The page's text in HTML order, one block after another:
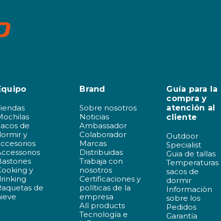
de
y
y
de
Brand
Sobre nosotros
Noticias
Ambassador
Colaborador
Marcas
Distribuidas
Trabaja con
nosotros
Certificaciones y
políticas de la
empresa
All products
Tecnología e
Guía para la
compra y
atención al
cliente
Outdoor
Specialist
Guia de tallas
Temperaturas
sacos de
dormir
Informaciòn
sobre los
Pedidos
Garantía